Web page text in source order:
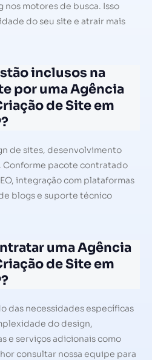
nos motores de busca. Isso
do seu site e atrair mais
inclusos na
por uma Agência
de Site em
de sites, desenvolvimento
Conforme pacote contratado
integração com plataformas
blogs e suporte técnico
uma Agência
de Site em
das necessidades específicas
do design,
e serviços adicionais como
consultar nossa equipe para